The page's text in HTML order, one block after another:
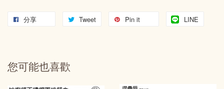
分享 Tweet Pin it LINE
您可能也喜歡